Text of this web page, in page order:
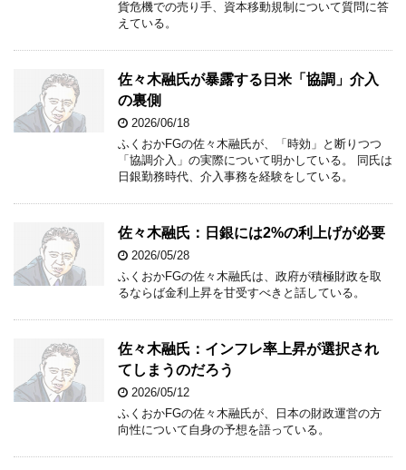
貨危機での売り手、資本移動規制について質問に答
えている。
佐々木融氏が暴露する日米「協調」介入
の裏側
2026/06/18
ふくおかFGの佐々木融氏が、「時効」と断りつつ
「協調介入」の実際について明かしている。 同氏は
日銀勤務時代、介入事務を経験をしている。
佐々木融氏：日銀には2%の利上げが必要
2026/05/28
ふくおかFGの佐々木融氏は、政府が積極財政を取
るならば金利上昇を甘受すべきと話している。
佐々木融氏：インフレ率上昇が選択され
てしまうのだろう
2026/05/12
ふくおかFGの佐々木融氏が、日本の財政運営の方
向性について自身の予想を語っている。